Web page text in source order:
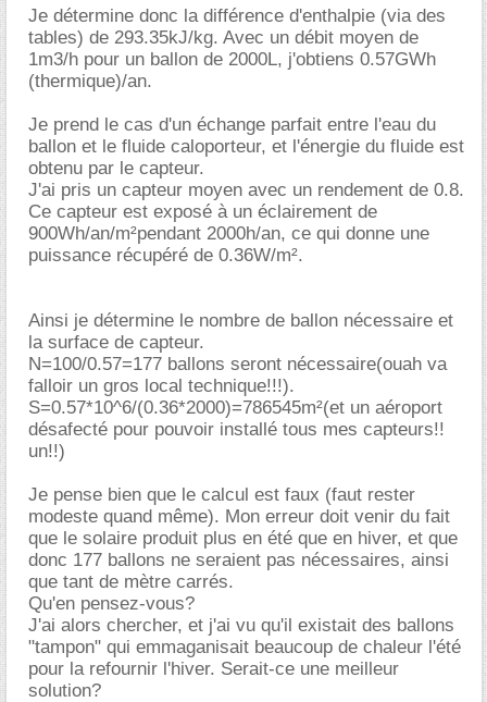
Je détermine donc la différence d'enthalpie (via des
tables) de 293.35kJ/kg. Avec un débit moyen de
1m3/h pour un ballon de 2000L, j'obtiens 0.57GWh
(thermique)/an.
Je prend le cas d'un échange parfait entre l'eau du
ballon et le fluide caloporteur, et l'énergie du fluide est
obtenu par le capteur.
J'ai pris un capteur moyen avec un rendement de 0.8.
Ce capteur est exposé à un éclairement de
900Wh/an/m²pendant 2000h/an, ce qui donne une
puissance récupéré de 0.36W/m².
Ainsi je détermine le nombre de ballon nécessaire et
la surface de capteur.
N=100/0.57=177 ballons seront nécessaire(ouah va
falloir un gros local technique!!!).
S=0.57*10^6/(0.36*2000)=786545m²(et un aéroport
désafecté pour pouvoir installé tous mes capteurs!!
un!!)
Je pense bien que le calcul est faux (faut rester
modeste quand même). Mon erreur doit venir du fait
que le solaire produit plus en été que en hiver, et que
donc 177 ballons ne seraient pas nécessaires, ainsi
que tant de mètre carrés.
Qu'en pensez-vous?
J'ai alors chercher, et j'ai vu qu'il existait des ballons
"tampon" qui emmaganisait beaucoup de chaleur l'été
pour la refournir l'hiver. Serait-ce une meilleur
solution?